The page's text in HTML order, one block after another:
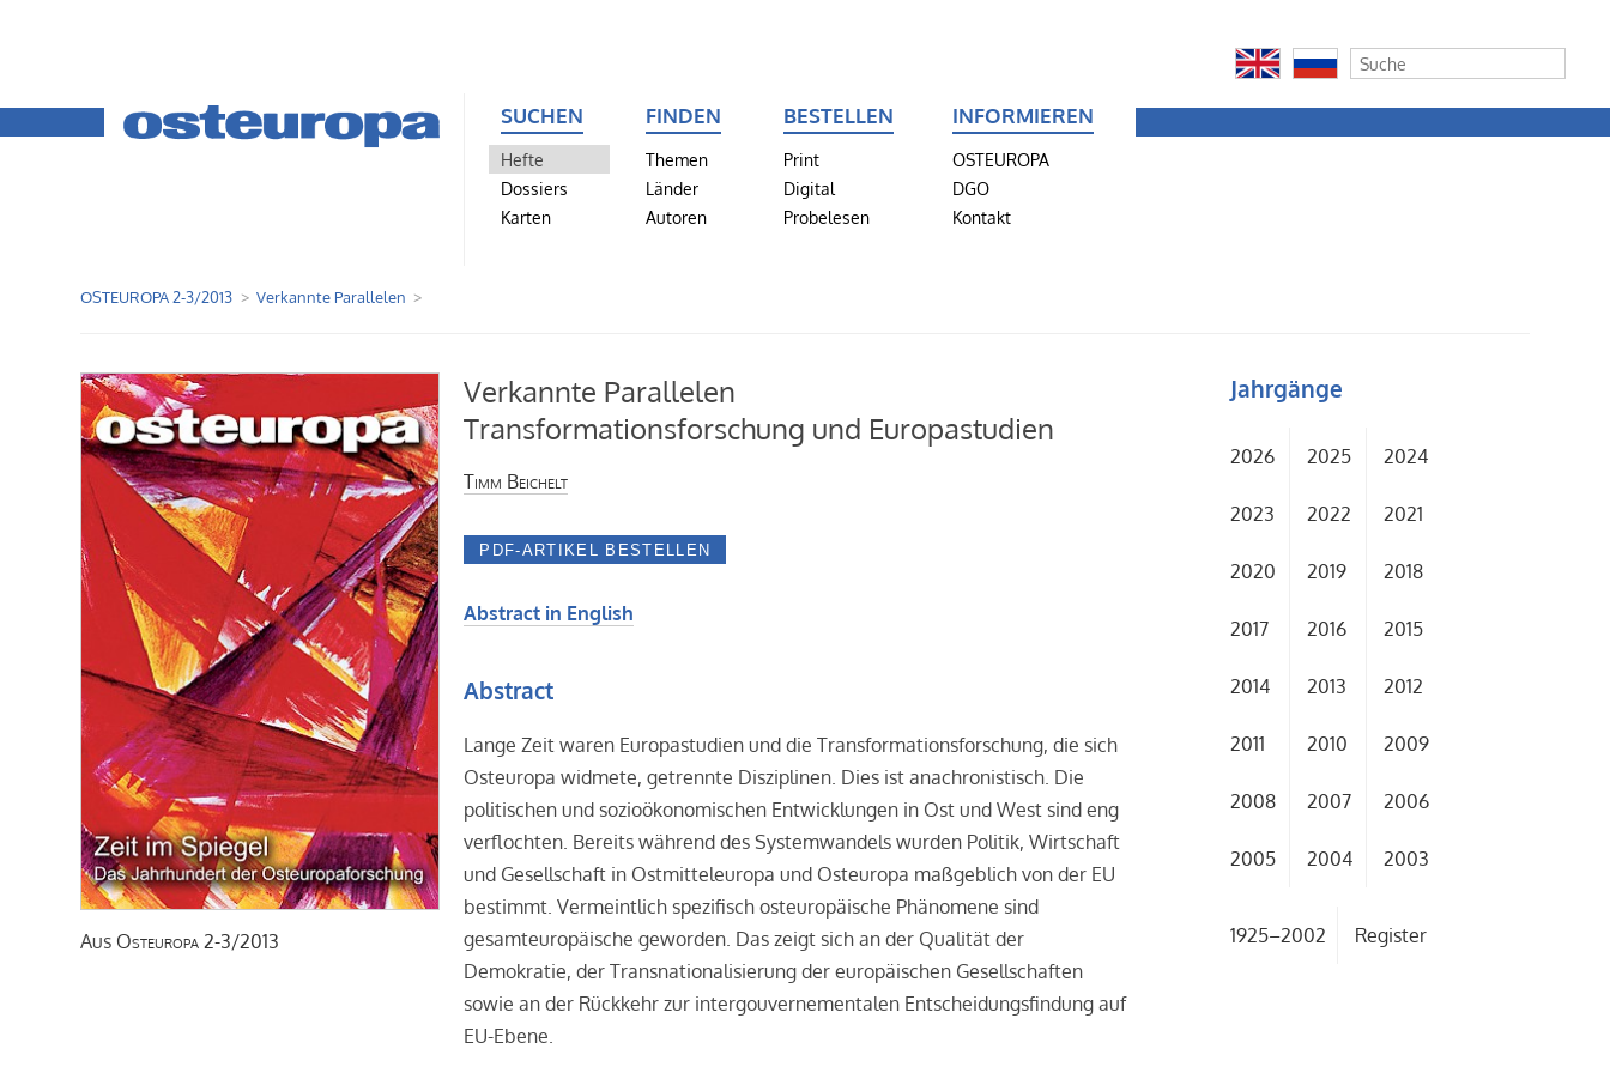
SUCHEN
Hefte
Dossiers
Karten
FINDEN
Themen
Länder
Autoren
BESTELLEN
Print
Digital
Probelesen
INFORMIEREN
OSTEUROPA
DGO
Kontakt
OSTEUROPA 2-3/2013 Verkannte Parallelen
Aus Osteuropa 2-3/2013
Verkannte Parallelen
Transformationsforschung und Europastudien
Timm Beichelt
Abstract in English
Abstract
Lange Zeit waren Europastudien und die Transformationsforschung, die sich
Osteuropa widmete, getrennte Disziplinen. Dies ist anachronistisch. Die
politischen und sozioökonomischen Entwicklungen in Ost und West sind eng
verflochten. Bereits während des Systemwandels wurden Politik, Wirtschaft
und Gesellschaft in Ostmitteleuropa und Osteuropa maßgeblich von der EU
bestimmt. Vermeintlich spezifisch osteuropäische Phänomene sind
gesamteuropäische geworden. Das zeigt sich an der Qualität der
Demokratie, der Transnationalisierung der europäischen Gesellschaften
sowie an der Rückkehr zur intergouvernementalen Entscheidungsfindung auf
EU-Ebene.
Jahrgänge
2026 2025 2024
2023 2022 2021
2020 2019 2018
2017 2016 2015
2014 2013 2012
2011 2010 2009
2008 2007 2006
2005 2004 2003
1925–2002 Register